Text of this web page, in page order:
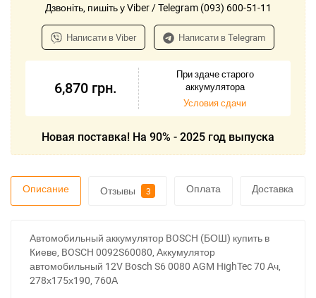
Дзвоніть, пишіть у Viber / Telegram (093) 600-51-11
Написати в Viber Написати в Telegram
6,870 грн.
При здаче старого
аккумулятора
Условия сдачи
Новая поставка! На 90% - 2025 год выпуска
Описание Отзывы 3 Оплата Доставка
Автомобильный аккумулятор BOSCH (БОШ) купить в
Киеве, BOSCH 0092S60080, Аккумулятор
автомобильный 12V Bosch S6 0080 AGM HighTec 70 Ач,
278х175х190, 760А